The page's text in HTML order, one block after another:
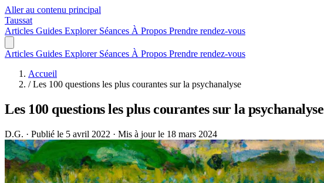
Aller au contenu principal
Taussat
Articles Guides Explorer Séances À Propos Prendre rendez-vous
Articles Guides Explorer Séances À Propos Prendre rendez-vous
Accueil
/ Les 100 questions les plus courantes sur la psychanalyse
Les 100 questions les plus courantes sur la psychanalyse
D.G. · Publié le 5 avril 2022 · Mis à jour le 18 mars 2024